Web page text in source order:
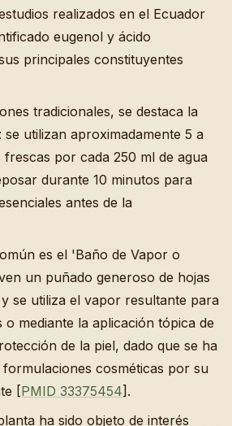
realizados en el Ecuador
eugenol y ácido
principales constituyentes
tradicionales, se destaca la
utilizan aproximadamente 5 a
frescas por cada 250 ml de agua
durante 10 minutos para
antes de la
es el 'Baño de Vapor o
un puñado generoso de hojas
se utiliza el vapor resultante para
o mediante la aplicación tópica de
de la piel, dado que se ha
cosméticas por su
[PMID 33375454].
ha sido objeto de interés